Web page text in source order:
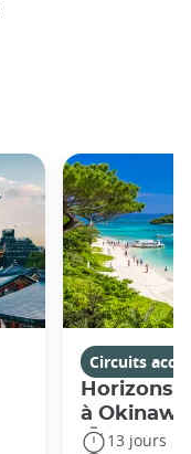
Circuits
Horizons
à Okinawa
13 jours